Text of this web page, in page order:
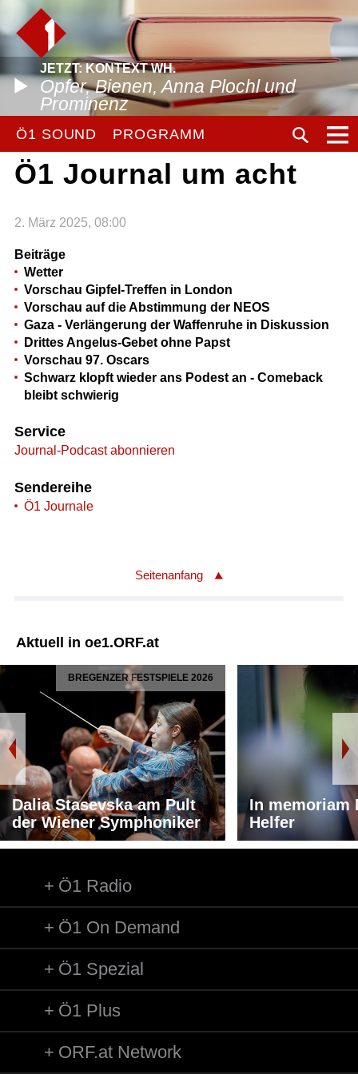
JETZT: KONTEXT WH.
Opfer, Bienen, Anna Plochl und
Prominenz
Ö1 SOUND PROGRAMM
Ö1 Journal um acht
2. März 2025, 08:00
Beiträge
Wetter
Vorschau Gipfel-Treffen in London
Vorschau auf die Abstimmung der NEOS
Gaza - Verlängerung der Waffenruhe in Diskussion
Drittes Angelus-Gebet ohne Papst
Vorschau 97. Oscars
Schwarz klopft wieder ans Podest an - Comeback
bleibt schwierig
Service
Journal-Podcast abonnieren
Sendereihe
Ö1 Journale
Seitenanfang
Aktuell in oe1.ORF.at
BREGENZER FESTSPIELE 2026
Dalia Stasevska am Pult
der Wiener Symphoniker
In memoriam
Helfer
Ö1 Radio
Ö1 On Demand
Ö1 Spezial
Ö1 Plus
ORF.at Network